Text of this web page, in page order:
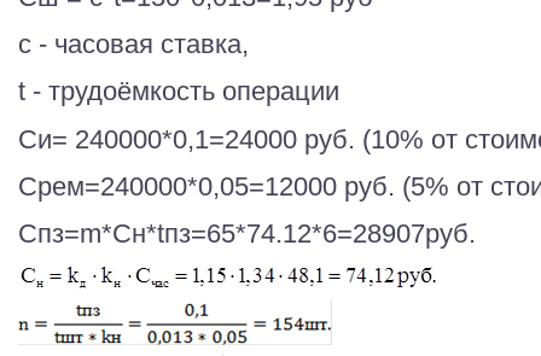
с - часовая ставка,
t - трудоёмкость операции
Си= 240000*0,1=24000 руб. (10% от
Срем=240000*0,05=12000 руб. (5% от
Спз=m*Сн*tпз=65*74.12*6=28907руб.